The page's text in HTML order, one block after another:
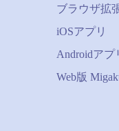
☾༓⋆*
すぎて、Heisigメソッ
した。しかもめちゃく
ブラウザ拡
iOSアプリ
Androidアプ
Web版